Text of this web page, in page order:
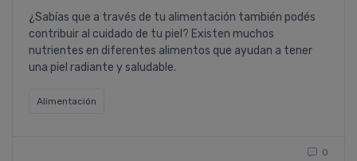
¿Sabí­as que a través de tu alimentación también podés
contribuir al cuidado de tu piel? Existen muchos
nutrientes en diferentes alimentos que ayudan a tener
una piel radiante y saludable.
Alimentación
0